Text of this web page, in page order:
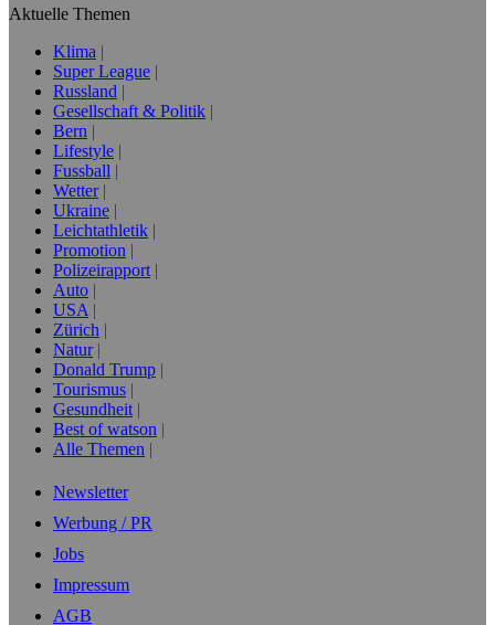
Aktuelle Themen
Klima
Super League
Russland
Gesellschaft & Politik
Bern
Lifestyle
Fussball
Wetter
Ukraine
Leichtathletik
Promotion
Polizeirapport
Auto
USA
Zürich
Natur
Donald Trump
Tourismus
Gesundheit
Best of watson
Alle Themen
Newsletter
Werbung / PR
Jobs
Impressum
AGB